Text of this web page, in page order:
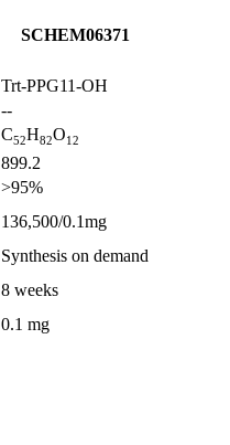
SCHEM06371
Trt-PPG11-OH
--
C52H82O12
899.2
>95%
136,500/0.1mg
Synthesis on demand
8 weeks
0.1 mg